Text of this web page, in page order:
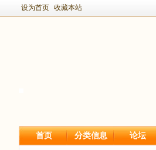
设为首页 收藏本站
首页 分类信息 论坛